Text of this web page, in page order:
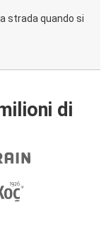
strada quando si
di